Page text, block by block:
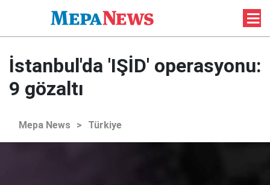
İstanbul'da 'IŞİD' operasyonu:
9 gözaltı
Mepa News > Türkiye